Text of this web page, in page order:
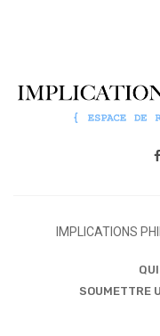
IMPLICATIONS
SOUMETTRE